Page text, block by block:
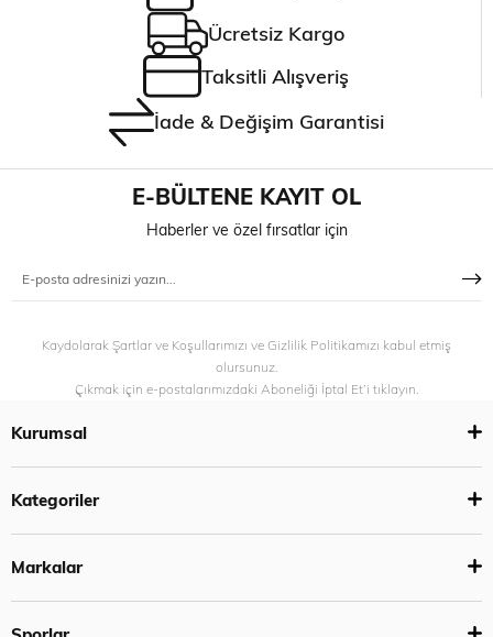
Ücretsiz Kargo
Taksitli Alışveriş
İade & Değişim Garantisi
E-BÜLTENE KAYIT OL
Haberler ve özel fırsatlar için
Kaydolarak Şartlar ve Koşullarımızı ve Gizlilik Politikamızı kabul etmiş
olursunuz.
Çıkmak için e-postalarımızdaki Aboneliği İptal Et’i tıklayın.
Kurumsal
Kategoriler
Markalar